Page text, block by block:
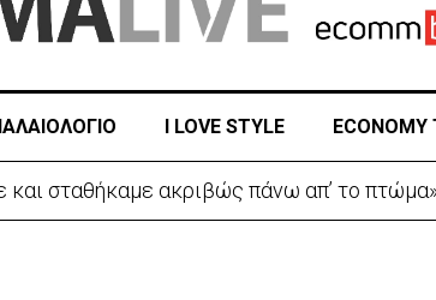
I LOVE STYLE ECONOMY
σταθήκαμε ακριβώς πάνω απ’ το